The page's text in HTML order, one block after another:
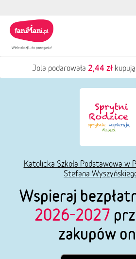
Jola podarowała 2,44 zł
Katolicka Szkoła Podstawowa w
Stefana
Wspieraj
2026-2027
zakupów